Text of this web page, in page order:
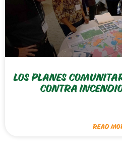
LOS PLANES
CONTRA
READ